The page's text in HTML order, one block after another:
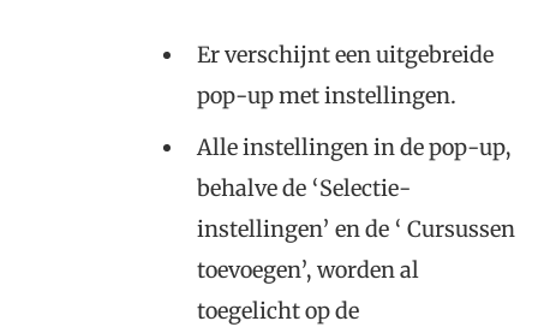
Er verschijnt een uitgebreide
pop-up met instellingen.
Alle instellingen in de pop-up,
behalve de ‘Selectie-
instellingen’ en de ‘ Cursussen
toevoegen’, worden al
toegelicht op de